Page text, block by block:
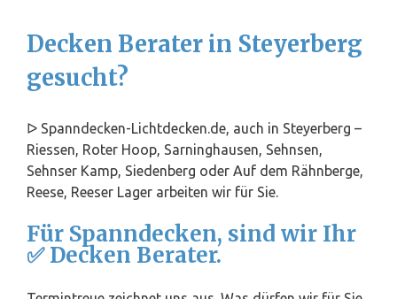
Decken Berater in Steyerberg
gesucht?
ᐅ Spanndecken-Lichtdecken.de, auch in Steyerberg –
Riessen, Roter Hoop, Sarninghausen, Sehnsen,
Sehnser Kamp, Siedenberg oder Auf dem Rähnberge,
Reese, Reeser Lager arbeiten wir für Sie.
Für Spanndecken, sind wir Ihr
✅ Decken Berater.